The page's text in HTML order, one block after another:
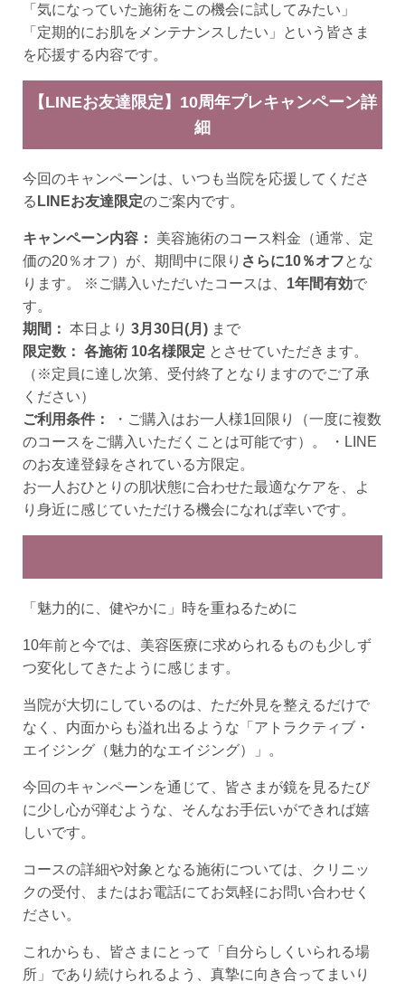
「気になっていた施術をこの機会に試してみたい」
「定期的にお肌をメンテナンスしたい」という皆さま
を応援する内容です。
【LINEお友達限定】10周年プレキャンペーン詳
細
今回のキャンペーンは、いつも当院を応援してくださ
る LINEお友達限定のご案内です。
キャンペーン内容：
美容施術のコース料金（通常、定
価の20％オフ）が、期間中に限り さらに10％オフとな
ります。 ※ご購入いただいたコースは、 1年間有効で
す。
期間： 本日より 3月30日(月)まで
限定数： 各施術 10名様限定 とさせていただきます。
（※定員に達し次第、受付終了となりますのでご了承
ください）
ご利用条件：
・ご購入はお一人様1回限り（一度に複数
のコースをご購入いただくことは可能です）。 ・LINE
のお友達登録をされている方限定。
お一人おひとりの肌状態に合わせた最適なケアを、よ
り身近に感じていただける機会になれば幸いです。
「魅力的に、健やかに」時を重ねるために
10年前と今では、美容医療に求められるものも少しず
つ変化してきたように感じます。
当院が大切にしているのは、ただ外見を整えるだけで
なく、内面からも溢れ出るような「アトラクティブ・
エイジング（魅力的なエイジング）」。
今回のキャンペーンを通じて、皆さまが鏡を見るたび
に少し心が弾むような、そんなお手伝いができれば嬉
しいです。
コースの詳細や対象となる施術については、クリニッ
クの受付、またはお電話にてお気軽にお問い合わせく
ださい。
これからも、皆さまにとって「自分らしくいられる場
所」であり続けられるよう、真摯に向き合ってまいり